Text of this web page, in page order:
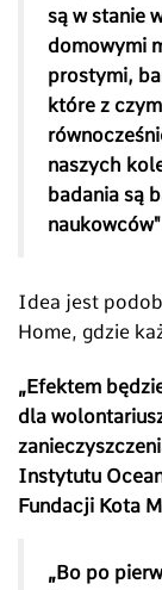
są w stanie
domowymi
prostymi,
które z
naszych
badania są
Idea jest
Home, gdzie
„Efektem
dla
Instytutu
Fundacji Kota
„Bo po